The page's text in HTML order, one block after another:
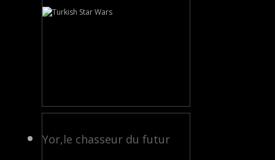
Yor,le chasseur du futur